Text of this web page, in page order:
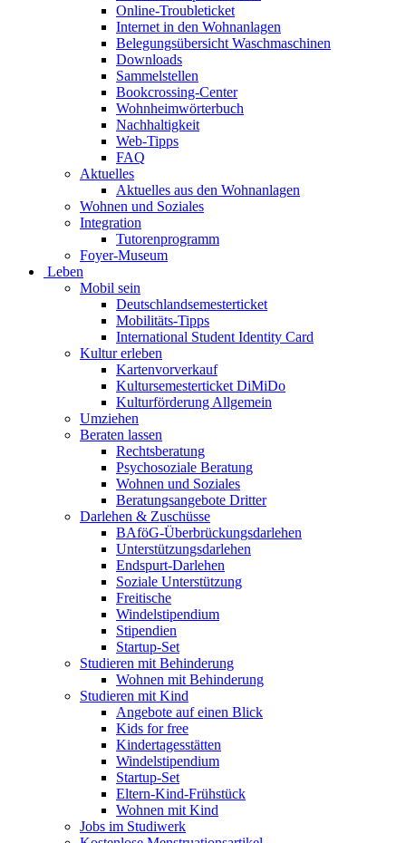
Online-Troubleticket
Internet in den Wohnanlagen
Belegungsübersicht Waschmaschinen
Downloads
Sammelstellen
Bookcrossing-Center
Wohnheimwörterbuch
Nachhaltigkeit
Web-Tipps
FAQ
Aktuelles
Aktuelles aus den Wohnanlagen
Wohnen und Soziales
Integration
Tutorenprogramm
Foyer-Museum
Leben
Mobil sein
Deutschlandsemesterticket
Mobilitäts-Tipps
International Student Identity Card
Kultur erleben
Kartenvorverkauf
Kultursemesterticket DiMiDo
Kulturförderung Allgemein
Umziehen
Beraten lassen
Rechtsberatung
Psychosoziale Beratung
Wohnen und Soziales
Beratungsangebote Dritter
Darlehen & Zuschüsse
BAföG-Überbrückungsdarlehen
Unterstützungsdarlehen
Endspurt-Darlehen
Soziale Unterstützung
Freitische
Windelstipendium
Stipendien
Startup-Set
Studieren mit Behinderung
Wohnen mit Behinderung
Studieren mit Kind
Angebote auf einen Blick
Kids for free
Kindertagesstätten
Windelstipendium
Startup-Set
Eltern-Kind-Frühstück
Wohnen mit Kind
Jobs im Studiwerk